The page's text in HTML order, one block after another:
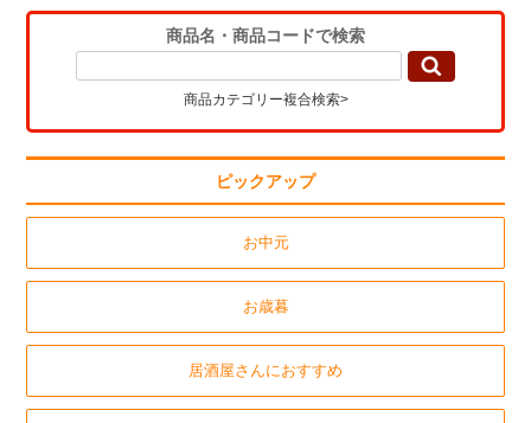
商品名・商品コードで検索
商品カテゴリー複合検索>
ピックアップ
お中元
お歳暮
居酒屋さんにおすすめ